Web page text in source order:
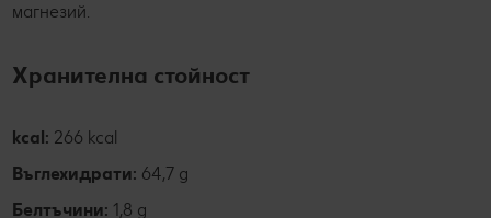
магнезий.
Хранителна стойност
kcal: 266 kcal
Въглехидрати: 64,7 g
Белтъчини: 1,8 g